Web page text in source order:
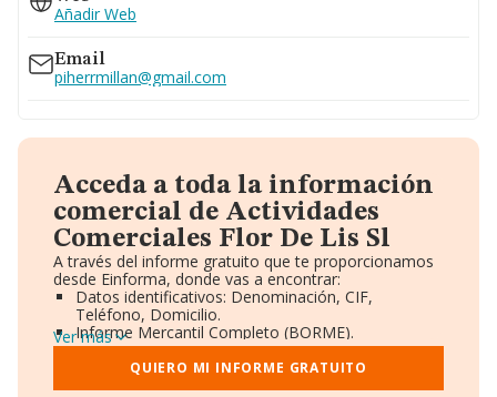
Añadir Web
Email
piherrmillan@gmail.com
Acceda a toda la información
comercial de Actividades
Comerciales Flor De Lis Sl
A través del informe gratuito que te proporcionamos
desde Einforma, donde vas a encontrar:
Datos identificativos: Denominación, CIF,
Teléfono, Domicilio.
Informe Mercantil Completo (BORME).
Gráficos de Evolución Ventas y Empleados.
Consejo de Administración y Administradores.
Directivos y Ejecutivos.
Ver más
QUIERO MI INFORME GRATUITO